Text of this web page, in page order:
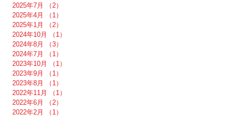
2025年7月
（2）
2025年4月
（1）
2025年1月
（2）
2024年10月
（1）
2024年8月
（3）
2024年7月
（1）
2023年10月
（1）
2023年9月
（1）
2023年8月
（1）
2022年11月
（1）
2022年6月
（2）
2022年2月
（1）